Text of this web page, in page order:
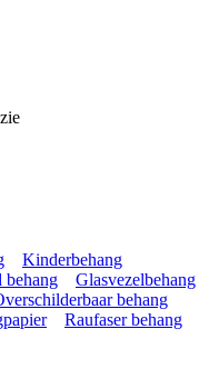
Kinderbehang
behang
Glasvezelbehang
behang
Raufaser behang